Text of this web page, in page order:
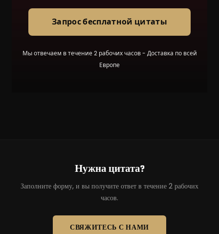
Запрос бесплатной цитаты
Мы отвечаем в течение 2 рабочих часов - Доставка по всей
Европе
Нужна цитата?
Заполните форму, и вы получите ответ в течение 2 рабочих
часов.
СВЯЖИТЕСЬ С НАМИ